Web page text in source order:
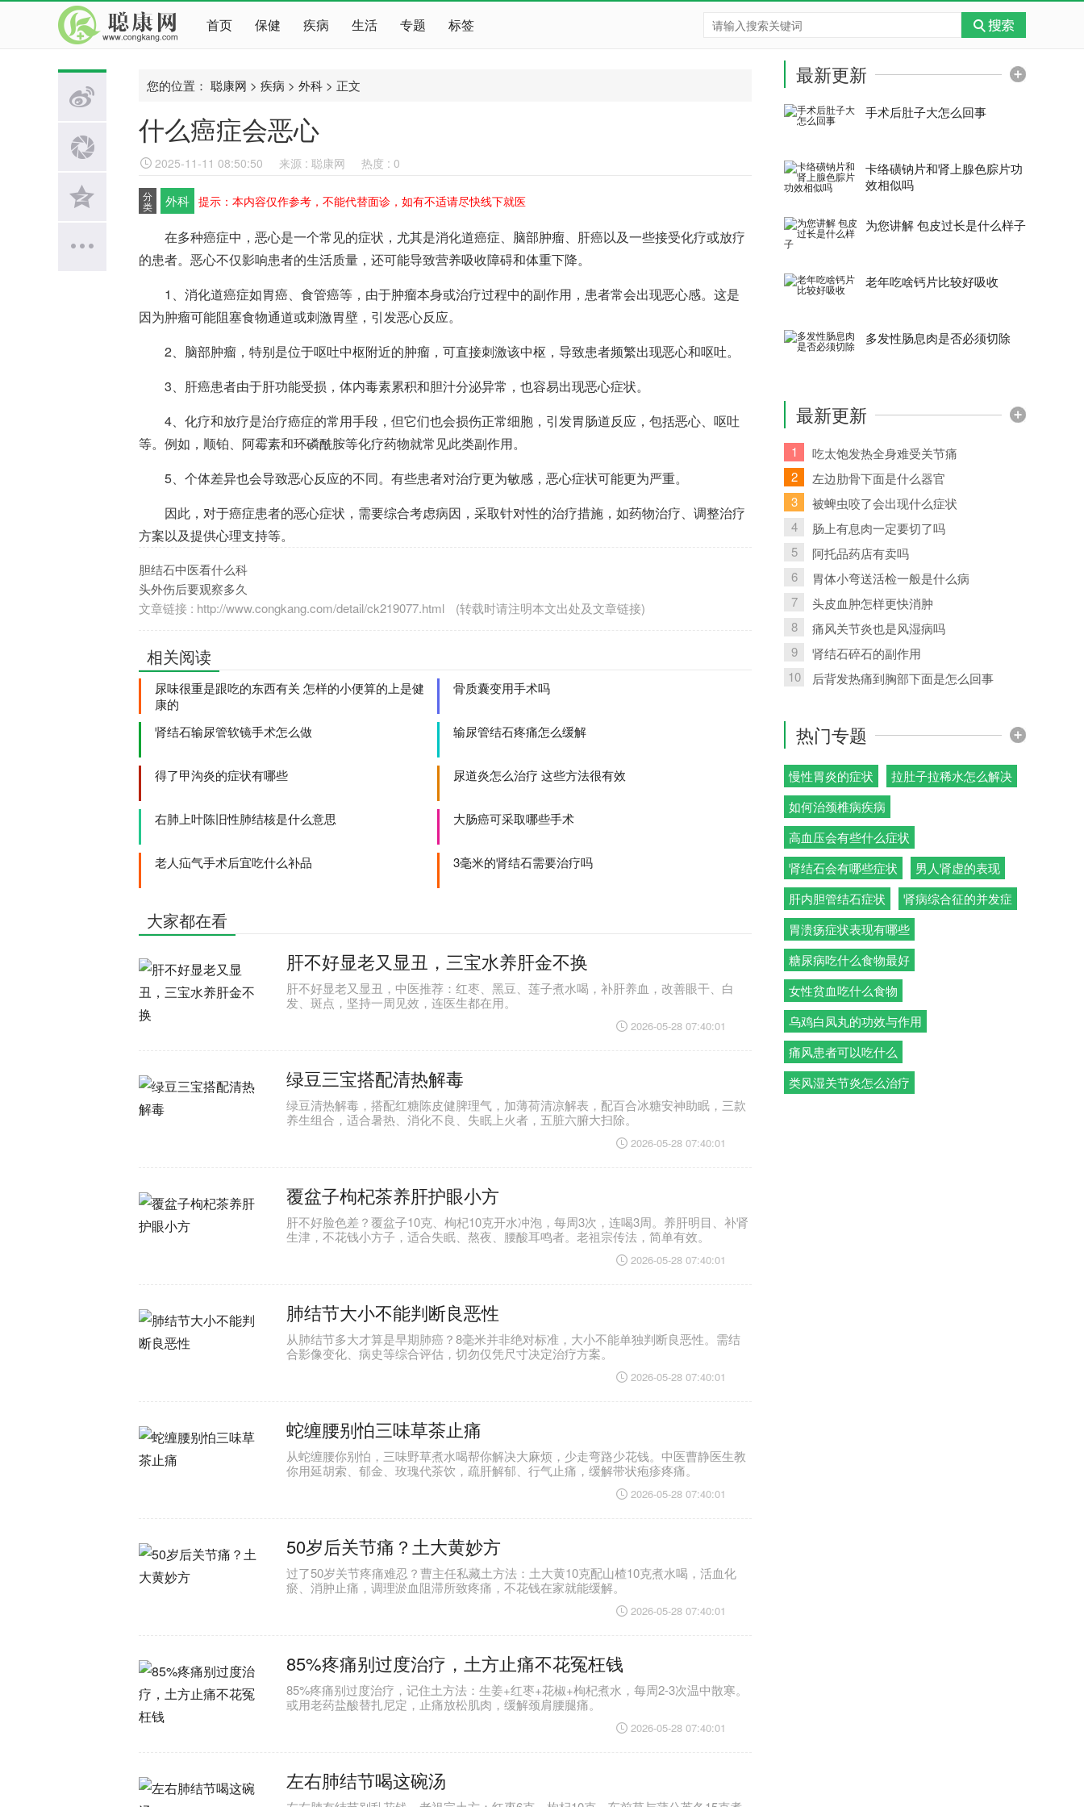
首页 保健 疾病 生活 专题 标签
最新更新
手术后肚子大怎么回事
卡络磺钠片和肾上腺色腙片功
效相似吗
为您讲解 包皮过长是什么样子
老年吃啥钙片比较好吸收
多发性肠息肉是否必须切除
最新更新
1
吃太饱发热全身难受关节痛
2
左边肋骨下面是什么器官
3
被蜱虫咬了会出现什么症状
4
肠上有息肉一定要切了吗
5
阿托品药店有卖吗
6
胃体小弯送活检一般是什么病
7
头皮血肿怎样更快消肿
8
痛风关节炎也是风湿病吗
9
肾结石碎石的副作用
10
后背发热痛到胸部下面是怎么回事
热门专题
慢性胃炎的症状
拉肚子拉稀水怎么解决
如何治颈椎病疾病
高血压会有些什么症状
肾结石会有哪些症状
男人肾虚的表现
肝内胆管结石症状
肾病综合征的并发症
胃溃疡症状表现有哪些
糖尿病吃什么食物最好
女性贫血吃什么食物
乌鸡白凤丸的功效与作用
痛风患者可以吃什么
类风湿关节炎怎么治疗
您的位置： 聪康网 > 疾病 > 外科 > 正文
什么癌症会恶心
2025-11-11 08:50:50 来源 : 聪康网 热度 : 0
分
类 外科 提示：本内容仅作参考，不能代替面诊，如有不适请尽快线下就医
在多种癌症中，恶心是一个常见的症状，尤其是消化道癌症、脑部肿瘤、肝癌以及一些接受化疗或放疗
的患者。恶心不仅影响患者的生活质量，还可能导致营养吸收障碍和体重下降。
1、消化道癌症如胃癌、食管癌等，由于肿瘤本身或治疗过程中的副作用，患者常会出现恶心感。这是
因为肿瘤可能阻塞食物通道或刺激胃壁，引发恶心反应。
2、脑部肿瘤，特别是位于呕吐中枢附近的肿瘤，可直接刺激该中枢，导致患者频繁出现恶心和呕吐。
3、肝癌患者由于肝功能受损，体内毒素累积和胆汁分泌异常，也容易出现恶心症状。
4、化疗和放疗是治疗癌症的常用手段，但它们也会损伤正常细胞，引发胃肠道反应，包括恶心、呕吐
等。例如，顺铂、阿霉素和环磷酰胺等化疗药物就常见此类副作用。
5、个体差异也会导致恶心反应的不同。有些患者对治疗更为敏感，恶心症状可能更为严重。
因此，对于癌症患者的恶心症状，需要综合考虑病因，采取针对性的治疗措施，如药物治疗、调整治疗
方案以及提供心理支持等。
胆结石中医看什么科
头外伤后要观察多久
文章链接 : http://www.congkang.com/detail/ck219077.html
(转载时请注明本文出处及文章链接)
相关阅读
尿味很重是跟吃的东西有关 怎样的小便算的上是健
康的
骨质囊变用手术吗
肾结石输尿管软镜手术怎么做 输尿管结石疼痛怎么缓解
得了甲沟炎的症状有哪些 尿道炎怎么治疗 这些方法很有效
右肺上叶陈旧性肺结核是什么意思 大肠癌可采取哪些手术
老人疝气手术后宜吃什么补品 3毫米的肾结石需要治疗吗
大家都在看
肝不好显老又显丑，三宝水养肝金不换
肝不好显老又显丑，中医推荐：红枣、黑豆、莲子煮水喝，补肝养血，改善眼干、白
发、斑点，坚持一周见效，连医生都在用。
2026-05-28 07:40:01
绿豆三宝搭配清热解毒
绿豆清热解毒，搭配红糖陈皮健脾理气，加薄荷清凉解表，配百合冰糖安神助眠，三款
养生组合，适合暑热、消化不良、失眠上火者，五脏六腑大扫除。
2026-05-28 07:40:01
覆盆子枸杞茶养肝护眼小方
肝不好脸色差？覆盆子10克、枸杞10克开水冲泡，每周3次，连喝3周。养肝明目、补肾
生津，不花钱小方子，适合失眠、熬夜、腰酸耳鸣者。老祖宗传法，简单有效。
2026-05-28 07:40:01
肺结节大小不能判断良恶性
从肺结节多大才算是早期肺癌？8毫米并非绝对标准，大小不能单独判断良恶性。需结
合影像变化、病史等综合评估，切勿仅凭尺寸决定治疗方案。
2026-05-28 07:40:01
蛇缠腰别怕三味草茶止痛
从蛇缠腰你别怕，三味野草煮水喝帮你解决大麻烦，少走弯路少花钱。中医曹静医生教
你用延胡索、郁金、玫瑰代茶饮，疏肝解郁、行气止痛，缓解带状疱疹疼痛。
2026-05-28 07:40:01
50岁后关节痛？土大黄妙方
过了50岁关节疼痛难忍？曹主任私藏土方法：土大黄10克配山楂10克煮水喝，活血化
瘀、消肿止痛，调理淤血阻滞所致疼痛，不花钱在家就能缓解。
2026-05-28 07:40:01
85%疼痛别过度治疗，土方止痛不花冤枉钱
85%疼痛别过度治疗，记住土方法：生姜+红枣+花椒+枸杞煮水，每周2-3次温中散寒。
或用老药盐酸替扎尼定，止痛放松肌肉，缓解颈肩腰腿痛。
2026-05-28 07:40:01
左右肺结节喝这碗汤